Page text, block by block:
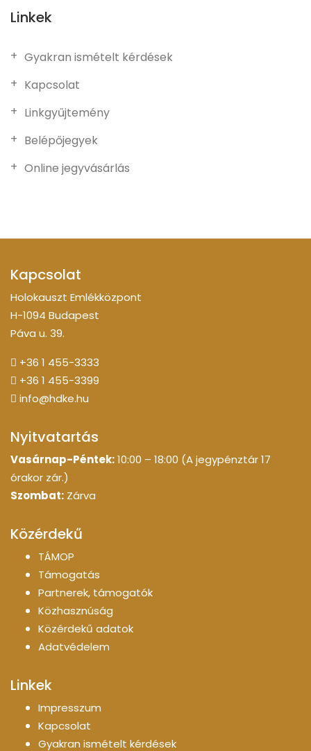
Linkek
Gyakran ismételt kérdések
Kapcsolat
Linkgyűjtemény
Belépőjegyek
Online jegyvásárlás
Kapcsolat
Holokauszt Emlékközpont
H-1094 Budapest
Páva u. 39.
+36 1 455-3333
+36 1 455-3399
info@hdke.hu
Nyitvatartás
Vasárnap-Péntek:10:00 – 18:00 (A jegypénztár 17
órakor zár.)
Szombat: Zárva
Közérdekű
TÁMOP
Támogatás
Partnerek, támogatók
Közhasznúság
Közérdekű adatok
Adatvédelem
Linkek
Impresszum
Kapcsolat
Gyakran ismételt kérdések